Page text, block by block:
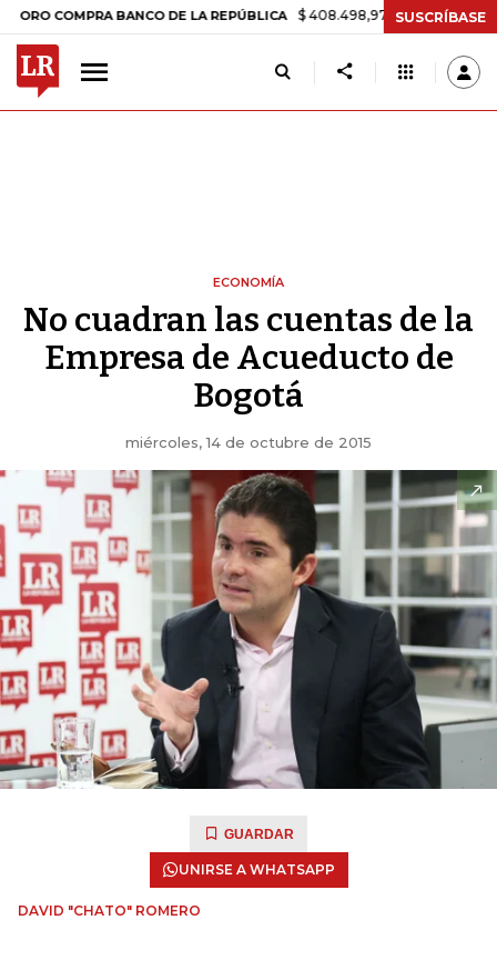
BANCO DE LA REPÚBLICA $ 408.498,97 +$ 8.753,81 +2,19%
SUSCRÍBASE
ECONOMÍA
No cuadran las cuentas de la
Empresa de Acueducto de
Bogotá
miércoles, 14 de octubre de 2015
GUARDAR
UNIRSE A WHATSAPP
DAVID "CHATO" ROMERO